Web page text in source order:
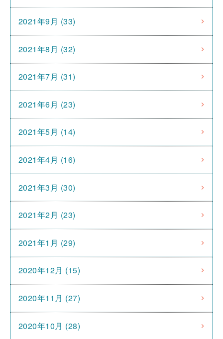
2021年9月 (33)
2021年8月 (32)
2021年7月 (31)
2021年6月 (23)
2021年5月 (14)
2021年4月 (16)
2021年3月 (30)
2021年2月 (23)
2021年1月 (29)
2020年12月 (15)
2020年11月 (27)
2020年10月 (28)